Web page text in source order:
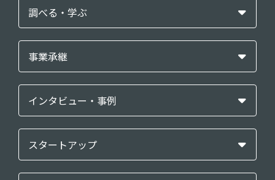
調べる・学ぶ
事業承継
インタビュー・事例
スタートアップ